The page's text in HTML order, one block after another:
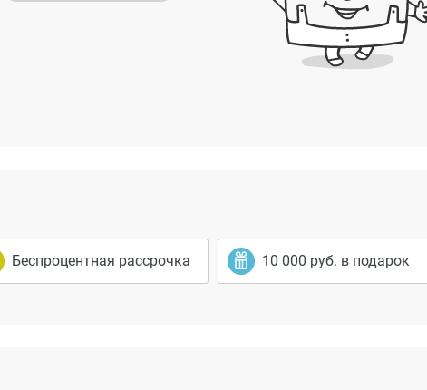
Беспроцентная рассрочка 10 000 руб. в подарок